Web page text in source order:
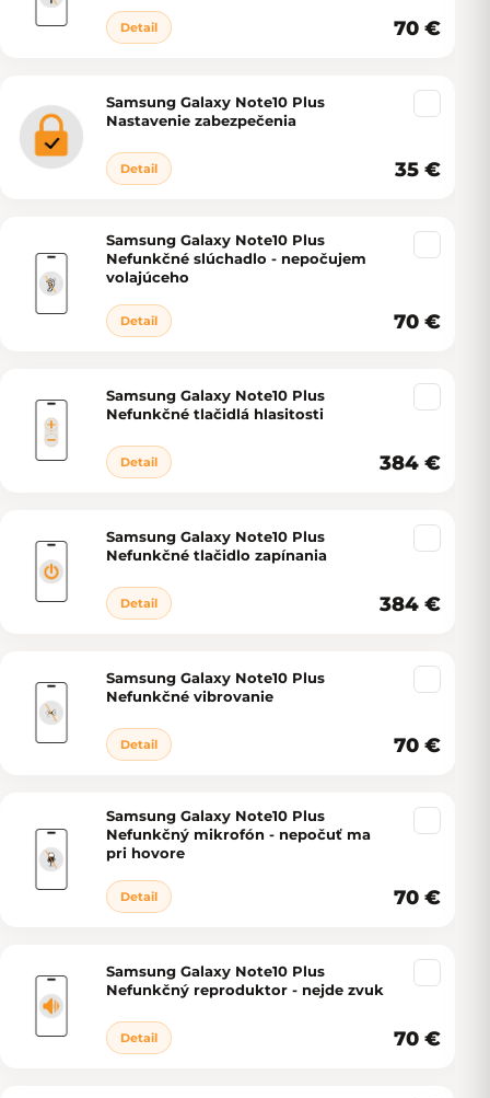
Detail 70 €
Samsung Galaxy Note10 Plus
Nastavenie zabezpečenia
Detail 35 €
Samsung Galaxy Note10 Plus
Nefunkčné slúchadlo - nepočujem
volajúceho
Detail 70 €
Samsung Galaxy Note10 Plus
Nefunkčné tlačidlá hlasitosti
Detail 384 €
Samsung Galaxy Note10 Plus
Nefunkčné tlačidlo zapínania
Detail 384 €
Samsung Galaxy Note10 Plus
Nefunkčné vibrovanie
Detail 70 €
Samsung Galaxy Note10 Plus
Nefunkčný mikrofón - nepočuť ma
pri hovore
Detail 70 €
Samsung Galaxy Note10 Plus
Nefunkčný reproduktor - nejde zvuk
Detail 70 €